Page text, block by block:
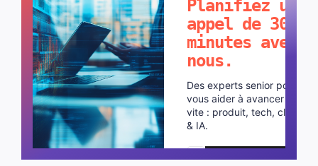
Planifiez un
appel de 30
minutes avec
nous.
Des experts senior pour
vous aider à avancer plus
vite : produit, tech, cloud
& IA.
Planifier un appel